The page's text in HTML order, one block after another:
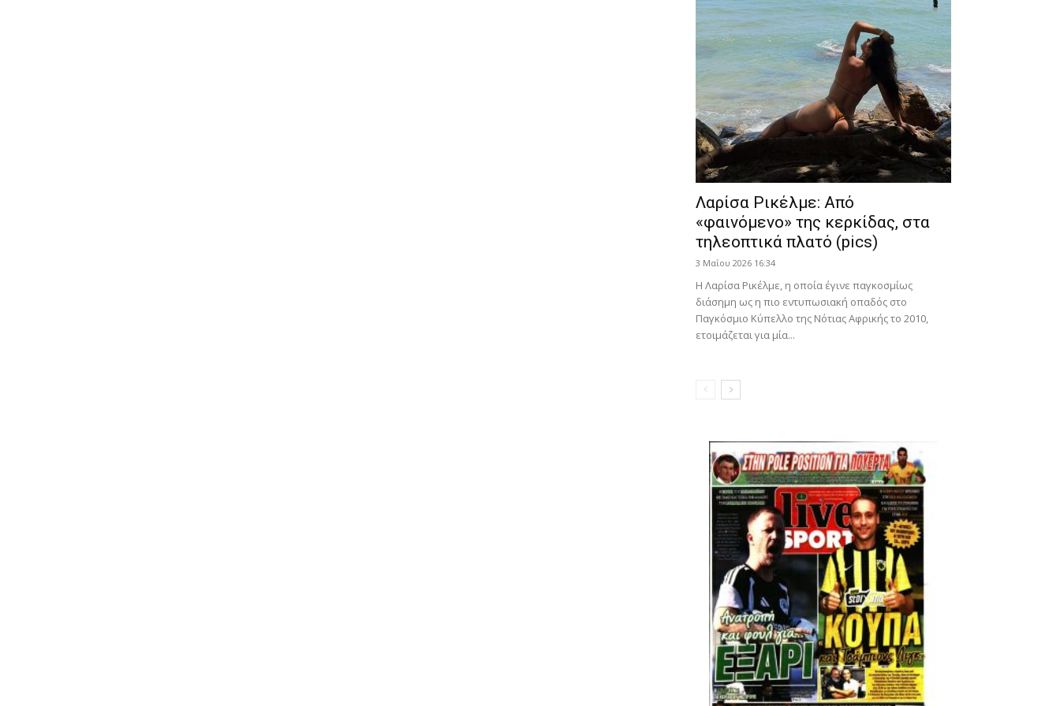
Λαρίσα Ρικέλμε: Από
«φαινόμενο» της κερκίδας, στα
τηλεοπτικά πλατό (pics)
3 Μαΐου 2026 16:34
Η Λαρίσα Ρικέλμε, η οποία έγινε παγκοσμίως
διάσημη ως η πιο εντυπωσιακή οπαδός στο
Παγκόσμιο Κύπελλο της Νότιας Αφρικής το 2010,
ετοιμάζεται για μία...